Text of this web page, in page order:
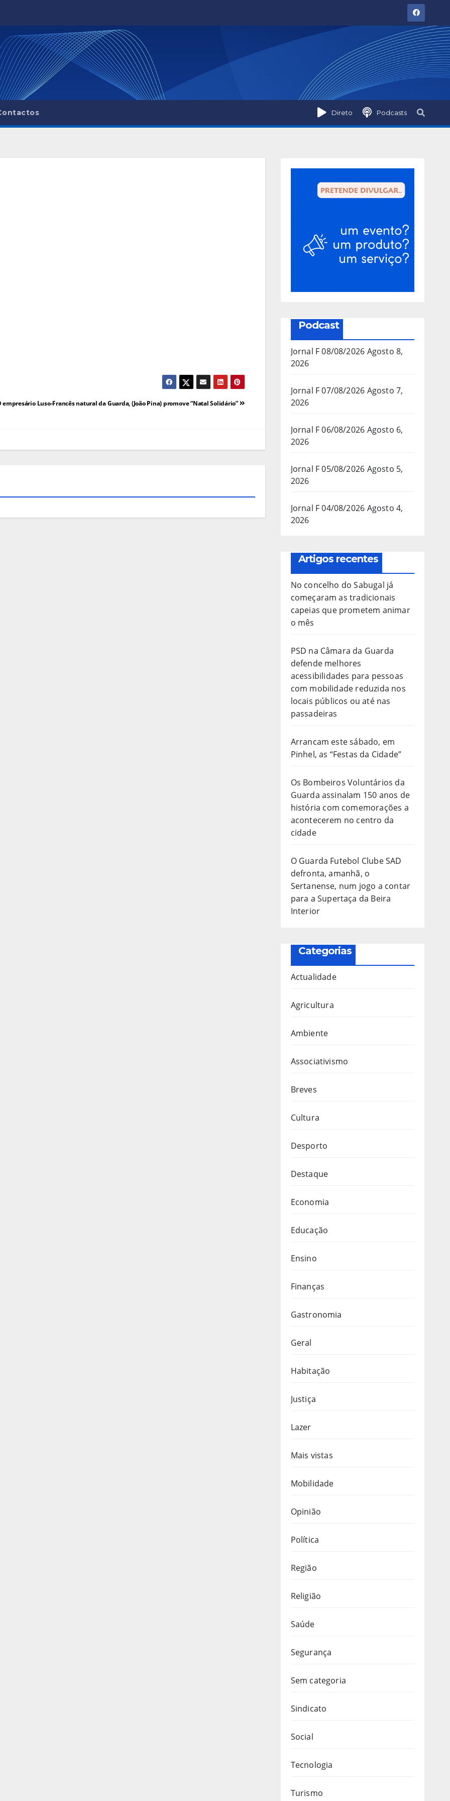
Direto Podcasts
empresário Luso-Francês natural da Guarda, (João Pina) promove “Natal Solidário”
Podcast
Jornal F 08/08/2026 Agosto 8,
2026
Jornal F 07/08/2026 Agosto 7,
2026
Jornal F 06/08/2026 Agosto 6,
2026
Jornal F 05/08/2026 Agosto 5,
2026
Jornal F 04/08/2026 Agosto 4,
2026
Artigos recentes
No concelho do Sabugal já
começaram as tradicionais
capeias que prometem animar
o mês
PSD na Câmara da Guarda
defende melhores
acessibilidades para pessoas
com mobilidade reduzida nos
locais públicos ou até nas
passadeiras
Arrancam este sábado, em
Pinhel, as “Festas da Cidade”
Os Bombeiros Voluntários da
Guarda assinalam 150 anos de
história com comemorações a
acontecerem no centro da
cidade
O Guarda Futebol Clube SAD
defronta, amanhã, o
Sertanense, num jogo a contar
para a Supertaça da Beira
Interior
Categorias
Actualidade
Agricultura
Ambiente
Associativismo
Breves
Cultura
Desporto
Destaque
Economia
Educação
Ensino
Finanças
Gastronomia
Geral
Habitação
Justiça
Lazer
Mais vistas
Mobilidade
Opinião
Política
Região
Religião
Saúde
Segurança
Sem categoria
Sindicato
Social
Tecnologia
Turismo